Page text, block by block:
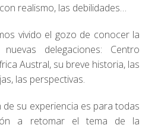
realismo, las debilidades…
vivido el gozo de conocer la
delegaciones: Centro
Austral, su breve historia, las
las perspectivas.
de su experiencia es para todas
a retomar el tema de la